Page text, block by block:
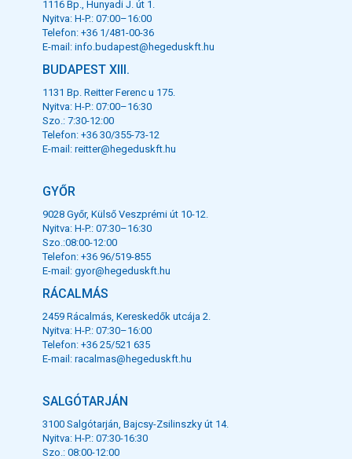
1116 Bp., Hunyadi J. út 1.
Nyitva: H-P.: 07:00–16:00
Telefon: +36 1/481-00-36
E-mail:info.budapest@hegeduskft.hu
BUDAPEST XIII.
1131 Bp. Reitter Ferenc u 175.
Nyitva: H-P.: 07:00–16:30
Szo.: 7:30-12:00
Telefon: +36 30/355-73-12
E-mail:reitter@hegeduskft.hu
GYŐR
9028 Győr, Külső Veszprémi út 10-12.
Nyitva: H-P.: 07:30–16:30
Szo.:08:00-12:00
Telefon: +36 96/519-855
E-mail:gyor@hegeduskft.hu
RÁCALMÁS
2459 Rácalmás, Kereskedők utcája 2.
Nyitva: H-P.: 07:30–16:00
Telefon: +36 25/521 635
E-mail:racalmas@hegeduskft.hu
SALGÓTARJÁN
3100 Salgótarján, Bajcsy-Zsilinszky út 14.
Nyitva: H-P.: 07:30-16:30
Szo.: 08:00-12:00